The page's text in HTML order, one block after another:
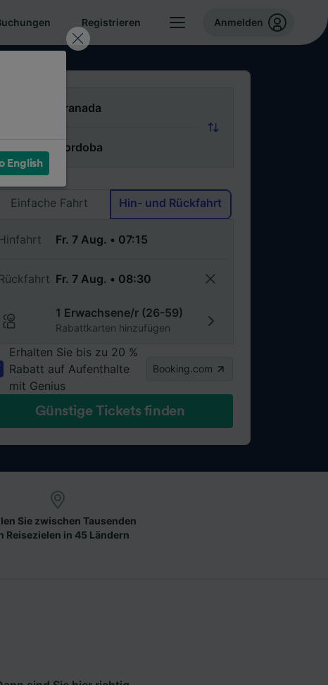
Registrieren Anmelden
Via
Einfache Fahrt
Hin- und Rückfahrt
1 Erwachsene/r (26-59)
Rabattkarten hinzufügen
Erhalten Sie bis zu 20 %
Rabatt auf Aufenthalte
mit Genius
Booking.com
Günstige Tickets finden
Sie zwischen Tausenden
Reisezielen in 45 Ländern
English